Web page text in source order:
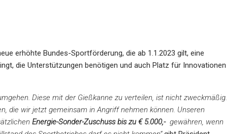
erhöhte Bundes-Sportförderung, die ab 1.1.2023 gilt, eine
die Unterstützungen benötigen und auch Platz für Innovationen
Diese mit der Gießkanne zu verteilen, ist nicht zweckmäßig.
die wir jetzt gemeinsam in Angriff nehmen können. Unseren
Energie-Sonder-Zuschuss bis zu € 5.000,- gewähren, wenn